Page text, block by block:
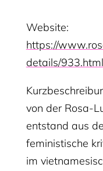
Website:
https://
details/933.html
von der Rosa-
entstand aus
feministische
im